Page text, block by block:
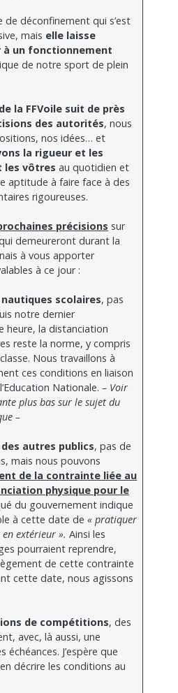
de déconfinement qui s’est
mais elle laisse
un fonctionnement
de notre sport de plein
la FFVoile suit de près
des autorités, nous
nos idées… et
la rigueur et les
les vôtres au quotidien et
aptitude à faire face à des
rigoureuses.
précisions sur
demeureront durant la
à vous apporter
à ce jour :
scolaires, pas
notre dernier
heure, la distanciation
reste la norme, y compris
Nous travaillons à
ces conditions en liaison
Nationale.– Voir
plus bas sur le sujet du
–
autres publics, pas de
mais nous pouvons
de la contrainte liée au
physique pour le
du gouvernement indique
à cette date de« pratiquer
en extérieur ».Ainsi les
pourraient reprendre,
de cette contrainte
cette date, nous agissons
de compétitions, des
avec, là aussi, une
J’espère que
décrire les conditions au